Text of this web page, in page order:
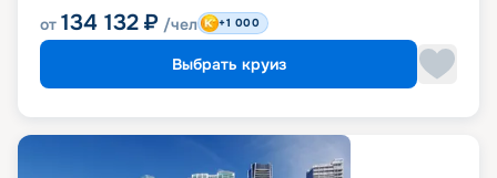
от 134 132 ₽ /чел +1 000
Выбрать круиз